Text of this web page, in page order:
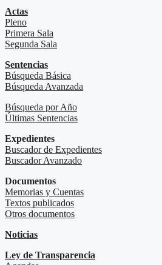
Actas
Pleno
Primera Sala
Segunda Sala
Sentencias
Búsqueda Básica
Búsqueda Avanzada
Búsqueda por Año
Últimas Sentencias
Expedientes
Buscador de Expedientes
Buscador Avanzado
Documentos
Memorias y Cuentas
Textos publicados
Otros documentos
Noticias
Ley de Transparencia